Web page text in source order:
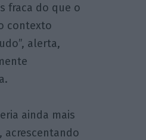
fraca do que o
contexto
alerta,
ainda mais
acrescentando